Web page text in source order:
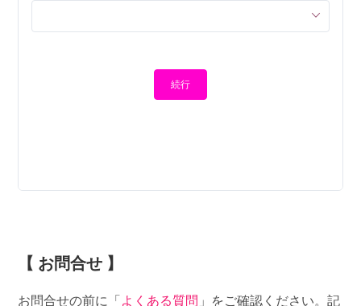
基本キャンセルは受け付けておりません（ご予約完了メールからの
キャンセルはできません）。当日お越しにならない場合は必ずお電
＜鍵の取り扱い＞
続行
【 お問合せ 】
お問合せの前に「 よくある質問 」をご確認ください。記